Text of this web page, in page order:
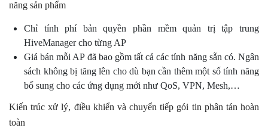
năng sản phẩm
Chỉ tính phí bản quyền phần mềm quản trị tập trung
HiveManager cho từng AP
Giá bán mỗi AP đã bao gồm tất cả các tính năng sẵn có. Ngân
sách không bị tăng lên cho dù bạn cần thêm một số tính năng
bổ sung cho các ứng dụng mới như QoS, VPN, Mesh,…
Kiến trúc xử lý, điều khiển và chuyển tiếp gói tin phân tán hoàn
toàn